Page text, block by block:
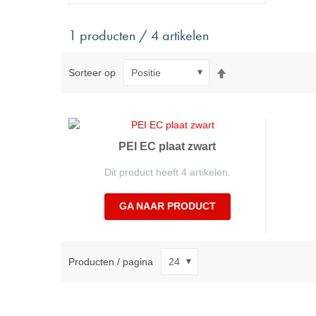
Trillingisolatie
afscheurbeveiliging
Lagerelement voor statische toepassingen, zonder
afscheurbeveiliging
Buffers, Rubberen veren, Rubberen holle veer,
Isolatieplaten
Machine uitlijningselementen
1 producten / 4 artikelen
Sorteer op
PEI EC plaat zwart
Dit product heeft 4 artikelen.
GA NAAR PRODUCT
Producten / pagina